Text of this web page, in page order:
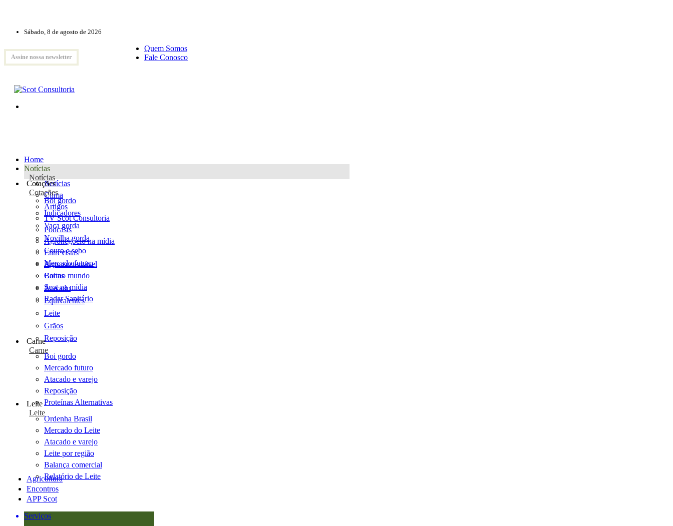
Sábado, 8 de agosto de 2026
Assine nossa newsletter
Quem Somos
Fale Conosco
Home
Notícias
Notícias
Notícias
Clima
Artigos
TV Scot Consultoria
Podcasts
Agronegócio na mídia
Entrevistas
Agro sustentável
Cartas
Scot na mídia
Radar Sanitário
Cotações
Cotações
Boi gordo
Indicadores
Vaca gorda
Novilha gorda
Couro e sebo
Mercado futuro
Boi no mundo
Atacado
Equivalentes
Leite
Grãos
Reposição
Carne
Carne
Boi gordo
Mercado futuro
Atacado e varejo
Reposição
Proteínas Alternativas
Leite
Leite
Ordenha Brasil
Mercado do Leite
Atacado e varejo
Leite por região
Balança comercial
Relatório de Leite
Agricultura
Encontros
APP Scot
Serviços